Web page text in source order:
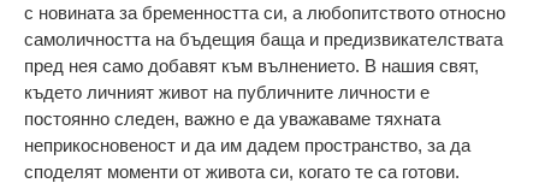
с новината за бременността си, а любопитството относно
самоличността на бъдещия баща и предизвикателствата
пред нея само добавят към вълнението. В нашия свят,
където личният живот на публичните личности е
постоянно следен, важно е да уважаваме тяхната
неприкосновеност и да им дадем пространство, за да
споделят моменти от живота си, когато те са готови.